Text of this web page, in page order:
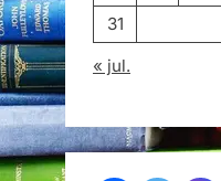
31
« jul.